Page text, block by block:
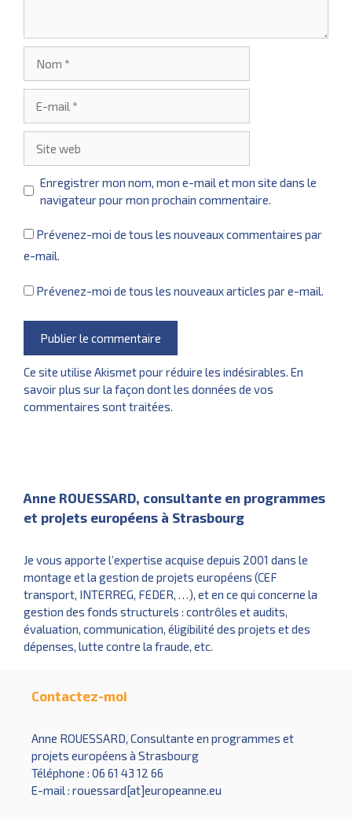
mail
web
Enregistrer mon nom, mon e-mail et mon site dans le
navigateur pour mon prochain commentaire.
Prévenez-moi de tous les nouveaux commentaires par
e-mail.
Prévenez-moi de tous les nouveaux articles par e-mail.
Ce site utilise Akismet pour réduire les indésirables. En
savoir plus sur la façon dont les données de vos
commentaires sont traitées.
Anne ROUESSARD, consultante en programmes
et projets européens à Strasbourg
Je vous apporte l’expertise acquise depuis 2001 dans le
montage et la gestion de projets européens (CEF
transport, INTERREG, FEDER, …), et en ce qui concerne la
gestion des fonds structurels : contrôles et audits,
évaluation, communication, éligibilité des projets et des
dépenses, lutte contre la fraude, etc.
Contactez-moi
Anne ROUESSARD, Consultante en programmes et
projets européens à Strasbourg
Téléphone : 06 61 43 12 66
E-mail : rouessard[at]europeanne.eu